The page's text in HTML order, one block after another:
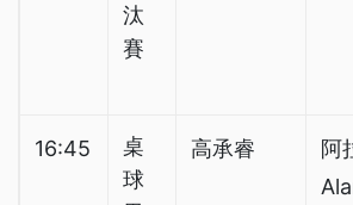
汰
賽
16:45
桌
球
高承睿
阿